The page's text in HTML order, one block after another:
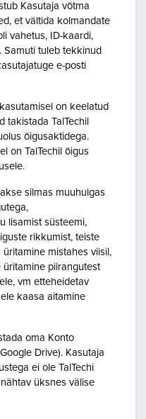
Kasutaja võtma
et vältida kolmandate
vahetus, ID-kaardi,
Samuti tuleb tekkinud
e-posti
on keelatud
takistada TalTechil
õigusaktidega.
on TalTechil õigus
silmas muuhulgas
lisamist süsteemi,
rikkumist, teiste
mistahes viisil,
piirangutest
vm etteheidetav
kaasa aitamine
oma Konto
Drive). Kasutaja
ei ole TalTechi
üksnes välise